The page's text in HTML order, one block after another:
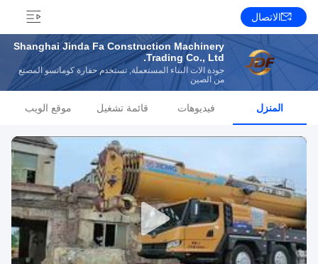
الاتصال
Shanghai Jinda Fa Construction Machinery
Trading Co., Ltd.
جودة آلات البناء المستعملة, تستخدم حفارة كوماتسو المصنع
من الصين
المنزل فيديوهات قائمة تشغيل موقع الويب